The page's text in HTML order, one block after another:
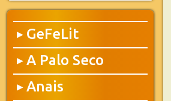
▶ GeFeLit
▶ A Palo Seco
▶ Anais